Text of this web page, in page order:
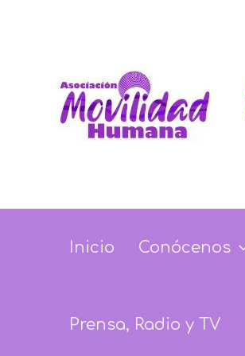
Inicio Conócenos
Prensa, Radio y TV